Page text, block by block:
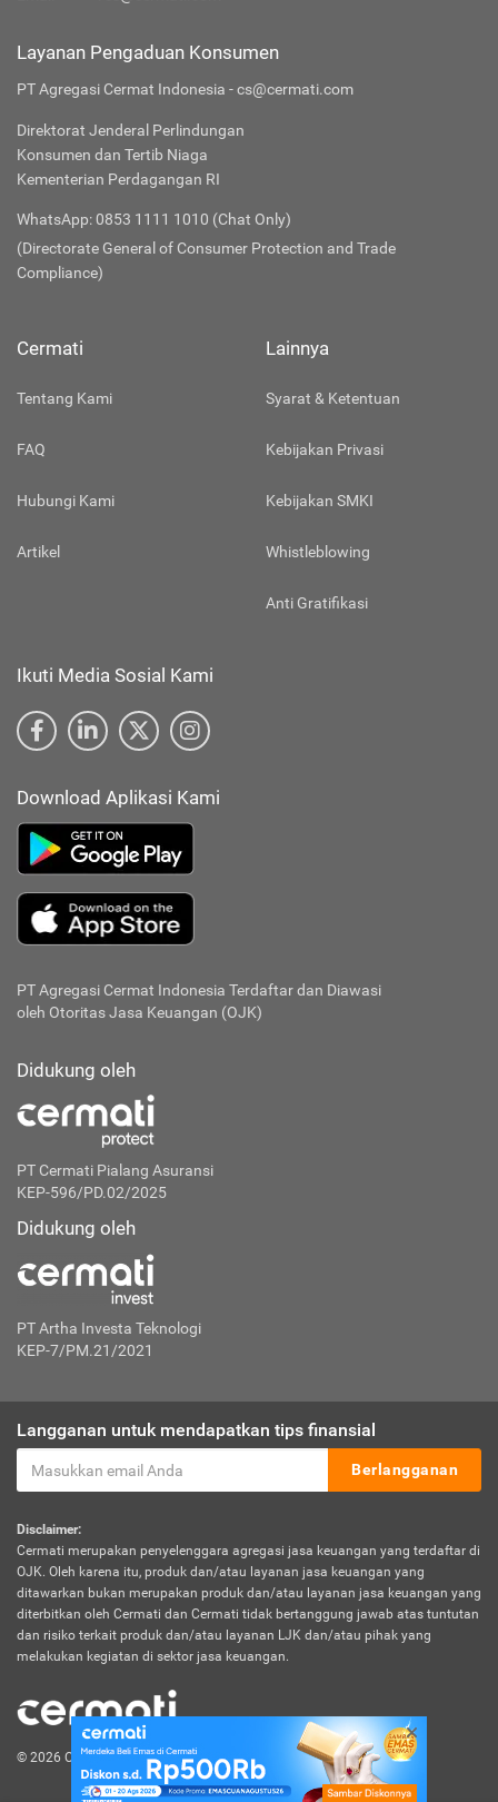
Layanan Pengaduan Konsumen
PT Agregasi Cermat Indonesia - cs@cermati.com
Direktorat Jenderal Perlindungan
Konsumen dan Tertib Niaga
Kementerian Perdagangan RI
WhatsApp: 0853 1111 1010 (Chat Only)
(Directorate General of Consumer Protection and Trade
Compliance)
Cermati
Tentang Kami
FAQ
Hubungi Kami
Artikel
Lainnya
Syarat & Ketentuan
Kebijakan Privasi
Kebijakan SMKI
Whistleblowing
Anti Gratifikasi
Ikuti Media Sosial Kami
Download Aplikasi Kami
PT Agregasi Cermat Indonesia Terdaftar dan Diawasi
oleh Otoritas Jasa Keuangan (OJK)
Didukung oleh
PT Cermati Pialang Asuransi
KEP-596/PD.02/2025
Didukung oleh
PT Artha Investa Teknologi
KEP-7/PM.21/2021
Langganan untuk mendapatkan tips finansial
Berlangganan
Disclaimer:
Cermati merupakan penyelenggara agregasi jasa keuangan yang terdaftar di
OJK. Oleh karena itu, produk dan/atau layanan jasa keuangan yang
ditawarkan bukan merupakan produk dan/atau layanan jasa keuangan yang
diterbitkan oleh Cermati dan Cermati tidak bertanggung jawab atas tuntutan
dan risiko terkait produk dan/atau layanan LJK dan/atau pihak yang
melakukan kegiatan di sektor jasa keuangan.
© 2026 Cermati. All Rights Reserved.